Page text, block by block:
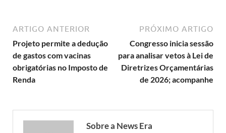
ARTIGO ANTERIOR
Projeto permite a dedução
de gastos com vacinas
obrigatórias no Imposto de
Renda
PRÓXIMO ARTIGO
Congresso inicia sessão
para analisar vetos à Lei de
Diretrizes Orçamentárias
de 2026; acompanhe
Sobre a News Era